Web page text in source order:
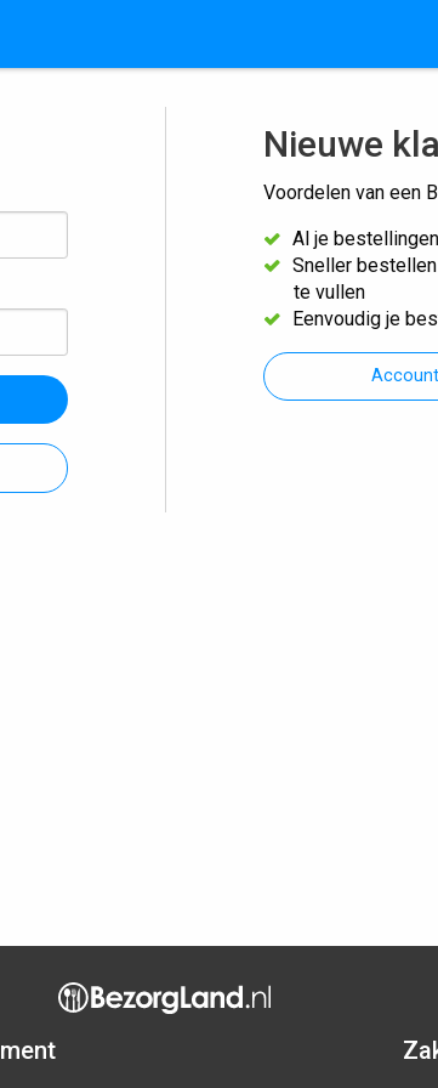
Nieuwe
Voordelen van een
Al je
Sneller
te vullen
Eenvoudig je